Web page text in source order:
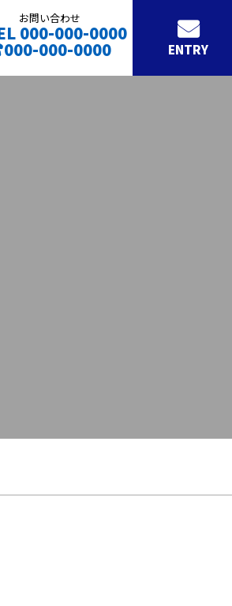
お問い合わせ
000-000-0000
000-000-0000 ENTRY